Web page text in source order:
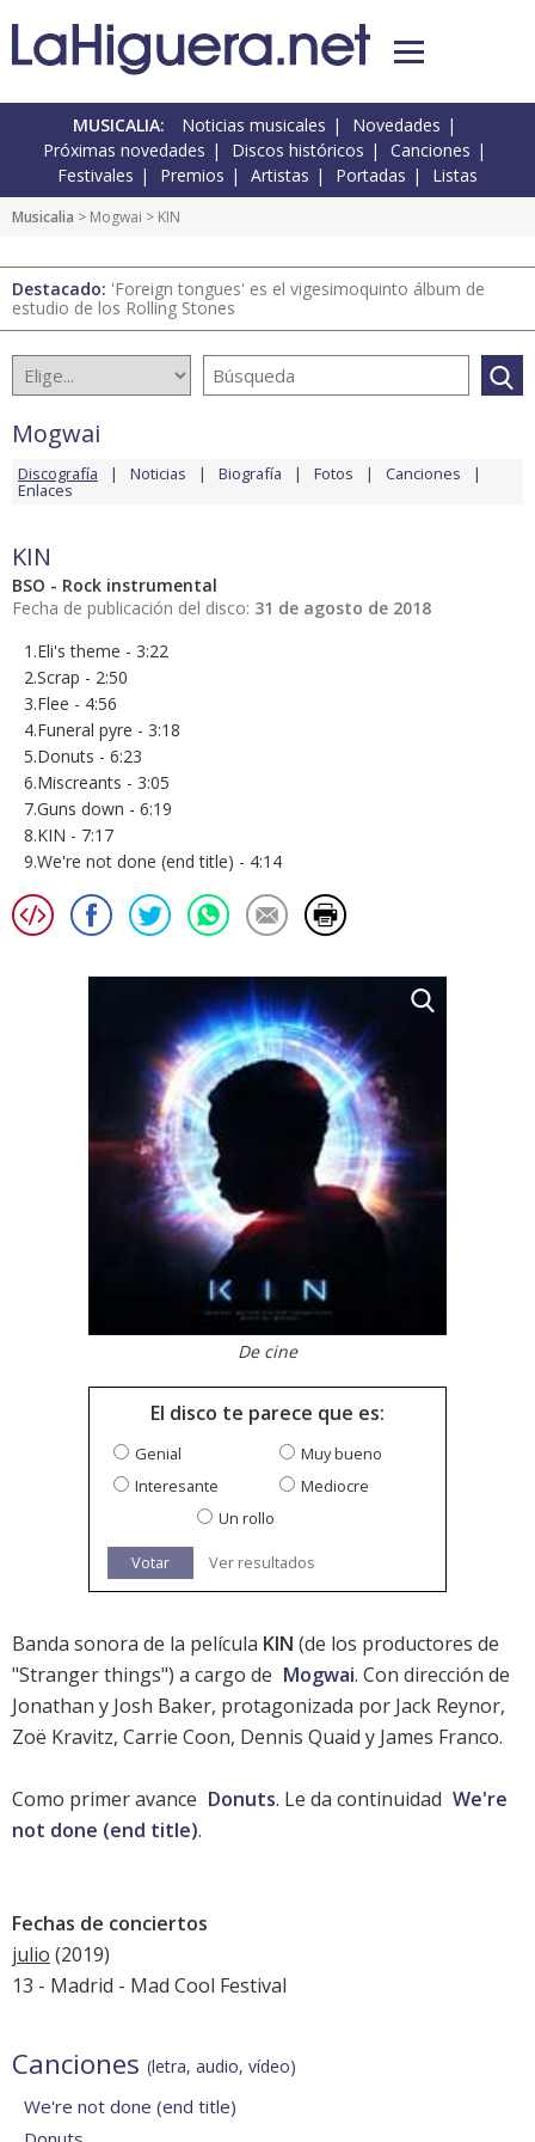
MUSICALIA: Noticias musicales
Novedades
Próximas novedades
Discos históricos
Canciones
Festivales
Premios Artistas Portadas Listas
Musicalia > Mogwai > KIN
Destacado: 'Foreign tongues' es el vigesimoquinto álbum de
estudio de los Rolling Stones
Mogwai
Discografía Noticias Biografía Fotos Canciones
Enlaces
KIN
BSO - Rock instrumental
Fecha de publicación del disco: 31 de agosto de 2018
1.Eli's theme - 3:22
2.Scrap - 2:50
3.Flee - 4:56
4.Funeral pyre - 3:18
5.Donuts - 6:23
6.Miscreants - 3:05
7.Guns down - 6:19
8.KIN - 7:17
9.We're not done (end title) - 4:14
De cine
El disco te parece que es:
Genial
Muy bueno
Interesante
Mediocre
Un rollo
Votar Ver resultados
Banda sonora de la película KIN (de los productores de
"Stranger things") a cargo de Mogwai. Con dirección de
Jonathan y Josh Baker, protagonizada por Jack Reynor,
Zoë Kravitz, Carrie Coon, Dennis Quaid y James Franco.
Como primer avance Donuts. Le da continuidad We're
not done (end title).
Fechas de conciertos
julio (2019)
13 - Madrid - Mad Cool Festival
Canciones (letra, audio, vídeo)
We're not done (end title)